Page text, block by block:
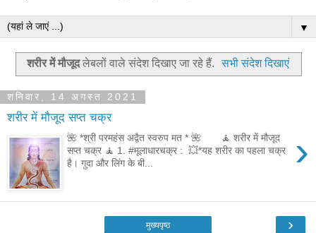
▼
शरीर में मौजूदलेबलों वाले संदेश दिखाए जा रहे हैं. सभी संदेश दिखाएं
शनिवार, 14 अगस्त 2021
शरीर में मौजूद सप्त चक्र
›
🌺 *श्री परमहंस अद्वैत स्वरुप मत * 🌺 🧘 शरीर में मौजूद
सप्त चक्र 🧘 1. #मूलाधारचक्र : 💥*यह शरीर का पहला चक्र
है। गुदा और लिंग के बी...
›
मुख्यपृष्ठ